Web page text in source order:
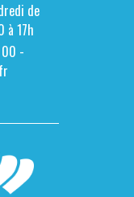
de
à 17h
-